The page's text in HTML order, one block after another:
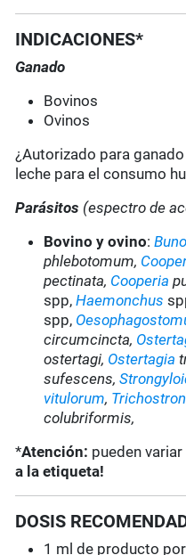
INDICACIONES*
Ganado
Bovinos
Ovinos
¿Autorizado para
leche para el consumo
Parásitos (espectro de
Bovino y ovino:
phlebotomum,
pectinata, Cooperia
spp,Haemonchus
spp,
circumcincta,
ostertagi, Ostertagia
sufescens,
vitulorum,
colubriformis,
*Atención: pueden
a la etiqueta!
DOSIS
1 ml de producto